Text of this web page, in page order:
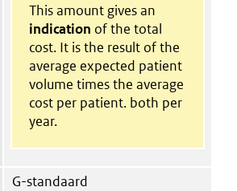
This amount gives an
indication of the total
cost. It is the result of the
average expected patient
volume times the average
cost per patient. both per
year.
G-standaard